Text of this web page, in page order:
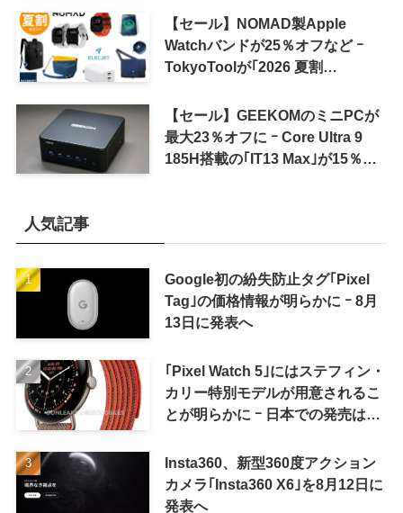
【セール】NOMAD製Apple
Watchバンドが25％オフなど ｰ
TokyoToolが｢2026 夏割
【セール】GEEKOMのミニPCが
最大23％オフに ｰ Core Ultra 9
185H搭載の｢IT13 Max｣が15％オ
人気記事
Google初の紛失防止タグ｢Pixel
Tag｣の価格情報が明らかに ｰ 8月
13日に発表へ
｢Pixel Watch 5｣にはステフィン・
カリー特別モデルが用意されるこ
とが明らかに ｰ 日本での発売は期
Insta360、新型360度アクション
カメラ｢Insta360 X6｣を8月12日に
発表へ